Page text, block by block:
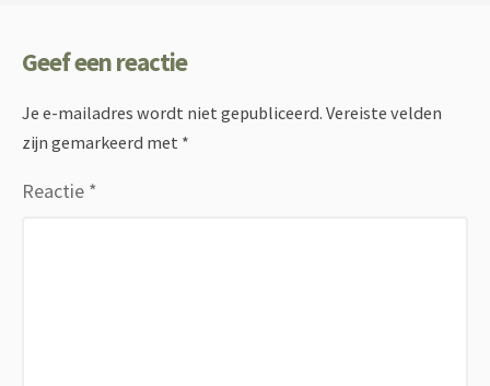
Geef een reactie
Je e-mailadres wordt niet gepubliceerd. Vereiste velden
zijn gemarkeerd met *
Reactie *